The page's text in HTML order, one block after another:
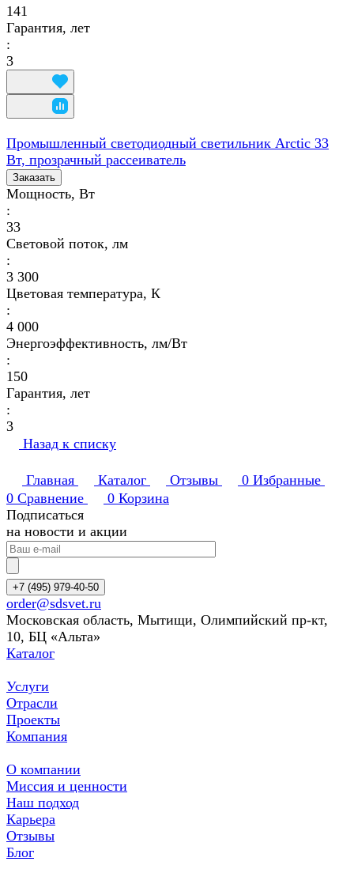
141
Гарантия, лет
:
3
Промышленный светодиодный светильник Arctic 33
Вт, прозрачный рассеиватель
Заказать
Мощность, Вт
:
33
Световой поток, лм
:
3 300
Цветовая температура, К
:
4 000
Энергоэффективность, лм/Вт
:
150
Гарантия, лет
:
3
Назад к списку
Главная Каталог Отзывы 0 Избранные
0 Сравнение 0 Корзина
Подписаться
на новости и акции
+7 (495) 979-40-50
order@sdsvet.ru
Московская область, Мытищи, Олимпийский пр-кт,
10, БЦ «Альта»
Каталог
Услуги
Отрасли
Проекты
Компания
О компании
Миссия и ценности
Наш подход
Карьера
Отзывы
Блог